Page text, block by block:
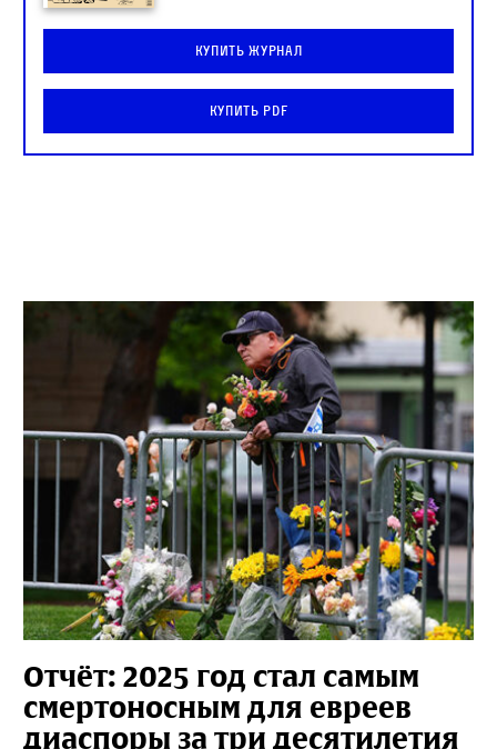
Купить журнал
Купить PDF
Отчёт: 2025 год стал самым
смертоносным для евреев
диаспоры за три десятилетия